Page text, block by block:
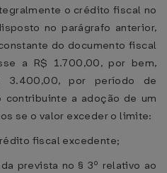
o crédito fiscal no
no parágrafo anterior,
do documento fiscal
a R$ 1.700,00, por bem,
3.400,00, por período de
contribuinte a adoção de um
se o valor exceder o limite:
fiscal excedente;
prevista no § 3º relativo ao